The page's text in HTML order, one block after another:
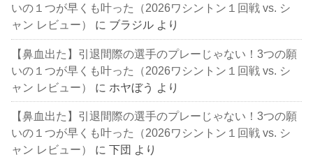
いの１つが早くも叶った（2026ワシントン１回戦 vs. シ
ャン レビュー）
に ブラジル より
【鼻血出た】引退間際の選手のプレーじゃない！3つの願
いの１つが早くも叶った（2026ワシントン１回戦 vs. シ
ャン レビュー）
に ホヤぼう より
【鼻血出た】引退間際の選手のプレーじゃない！3つの願
いの１つが早くも叶った（2026ワシントン１回戦 vs. シ
ャン レビュー）
に下団 より